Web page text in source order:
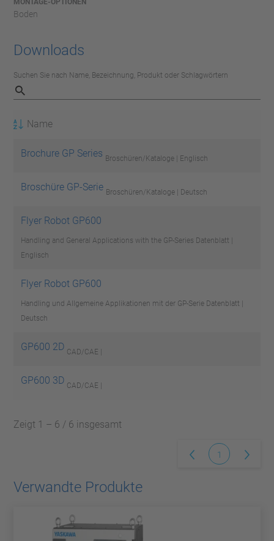
MONTAGE-OPTIONEN
Boden
Downloads
Suchen Sie nach Name, Bezeichnung, Produkt oder Schlagwörtern
Name
Brochure GP Series Broschüren/Kataloge | Englisch
Broschüre GP-Serie Broschüren/Kataloge | Deutsch
Flyer Robot GP600
Handling and General Applications with the GP-Series Datenblatt |
Englisch
Flyer Robot GP600
Handling und Allgemeine Applikationen mit der GP-Serie Datenblatt |
Deutsch
GP600 2D CAD/CAE |
GP600 3D CAD/CAE |
Zeigt 1 – 6 / 6 insgesamt
1
Verwandte Produkte